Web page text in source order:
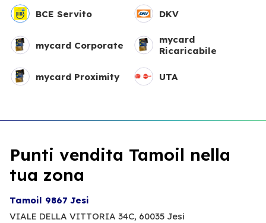
BCE Servito DKV
mycard Corporate
mycard
Ricaricabile
mycard Proximity UTA
Punti vendita Tamoil nella
tua zona
Tamoil 9867 Jesi
VIALE DELLA VITTORIA 34C, 60035 Jesi